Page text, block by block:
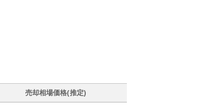
売却相場価格(推定)